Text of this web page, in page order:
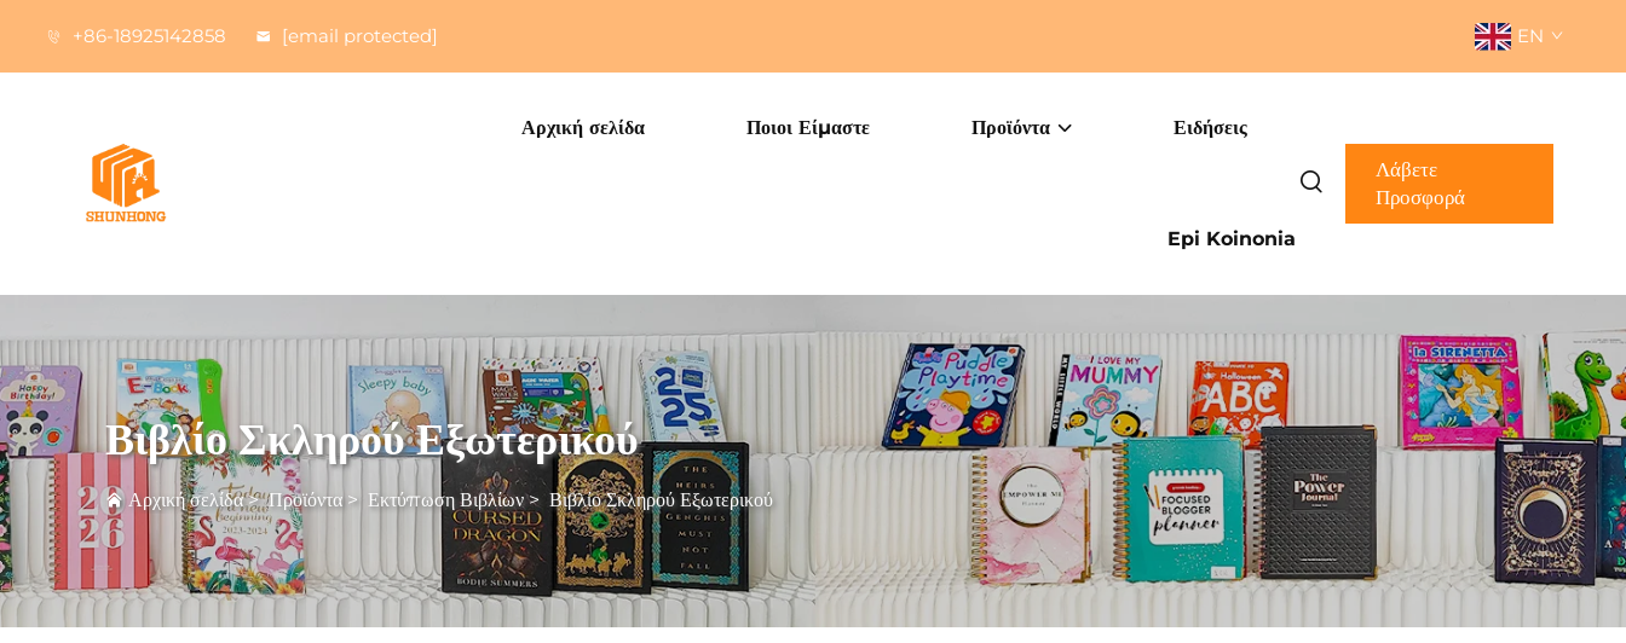
+86-18925142858 [email protected] EN
Αρχική σελίδα Ποιοι Είμαστε Προϊόντα Ειδήσεις
Epi Koinonia
Λάβετε
Προσφορά
Βιβλίο Σκληρού Εξωτερικού
Αρχική σελίδα>Προϊόντα> Εκτύπωση Βιβλίων> Βιβλίο Σκληρού Εξωτερικού